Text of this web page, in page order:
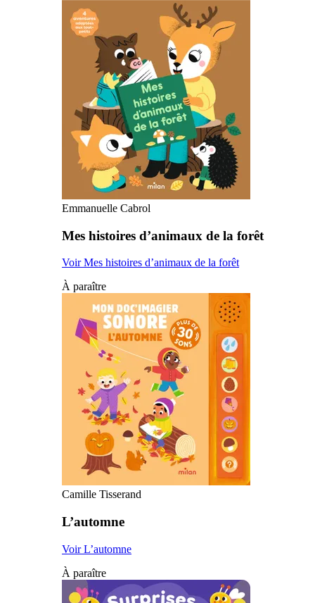
Emmanuelle Cabrol
Mes histoires d’animaux de la forêt
Voir Mes histoires d’animaux de la forêt
À paraître
Camille Tisserand
L’automne
Voir L’automne
À paraître